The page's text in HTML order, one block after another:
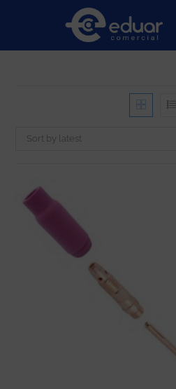
Sort by latest